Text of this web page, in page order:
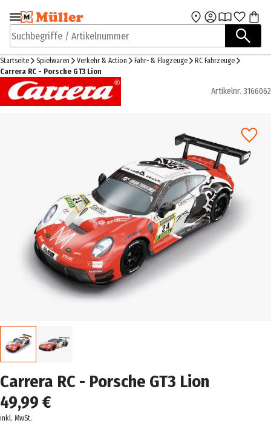
Zur Navigation
springen
Zum Hauptinhalt
Suchbegriffe / Artikelnummer
Startseite Spielwaren Verkehr & Action Fahr- & Flugzeuge
RC Fahrzeuge
Carrera RC - Porsche GT3 Lion
Artikelnr. 3166062
Carrera RC - Porsche GT3 Lion
49,99 €
inkl. MwSt.